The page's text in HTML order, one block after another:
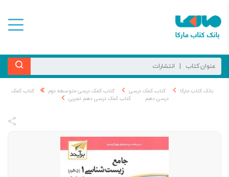
بانک کتاب مارکا کتاب کمک درسی کتاب کمک درسی متوسطه دوم
کتاب کمک
درسی دهم
کتاب کمک درسی دهم تجربی